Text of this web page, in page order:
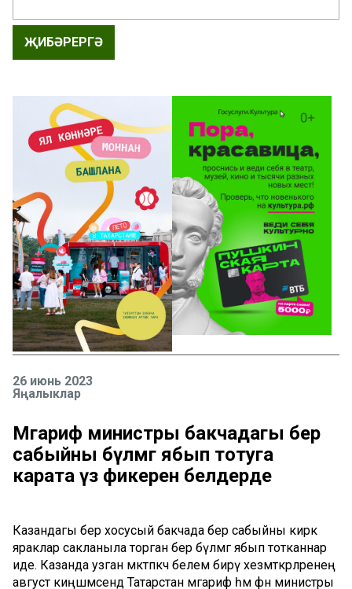
ҖИБӘРЕРГӘ
26 июнь 2023
Яңалыклар
Мәгариф министры бакчадагы бер
сабыйны бүлмәгә ябып тотуга
карата үз фикерен белдерде
Казандагы бер хосусый бакчада бер сабыйны кирәк
яраклар сакланыла торган бер бүлмәгә ябып тотканнар
иде. Казанда узган мәктәпкәчә белем бирү хезмәткәрләренең
август киңәшмәсендә Татарстан мәгариф һәм фән министры